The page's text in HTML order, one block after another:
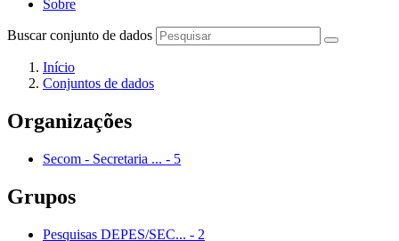
Sobre
Buscar conjunto de dados
Início
Conjuntos de dados
Organizações
Secom - Secretaria ... - 5
Grupos
Pesquisas DEPES/SEC... - 2